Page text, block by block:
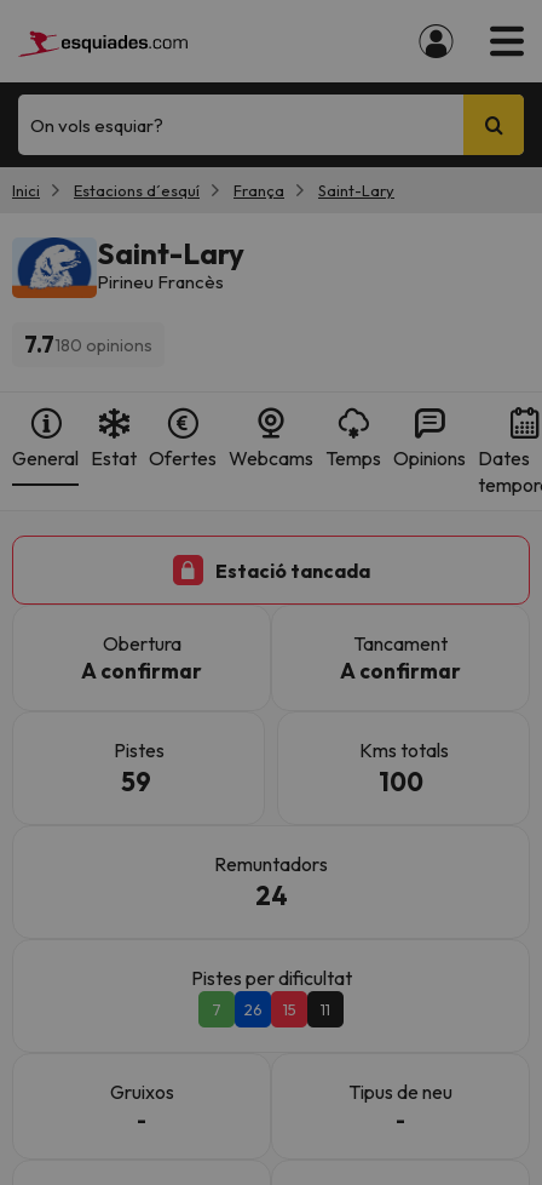
On vols esquiar?
Inici Estacions d´esquí França Saint-Lary
Saint-Lary
Pirineu Francès
7.7180 opinions
General Estat Ofertes Webcams Temps Opinions Dates
Estació tancada
Obertura
A confirmar
Tancament
A confirmar
Pistes
59
Kms totals
100
Remuntadors
24
Pistes per dificultat
7 26 15 11
Gruixos
-
Tipus de neu
-